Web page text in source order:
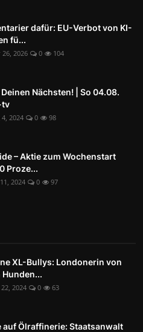
dafür: EU-Verbot von KI-
fü...
26, 2026 0 104
Nächsten! | So 04.08.
tv
2024 0 98
– Aktie zum Wochenstart
Proze...
2024 0 97
XL-Bullys: Londonerin von
2024 0 63
auf Ölraffinerie: Staatsanwalt